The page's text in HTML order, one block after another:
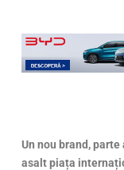
Un nou brand,
asalt piața